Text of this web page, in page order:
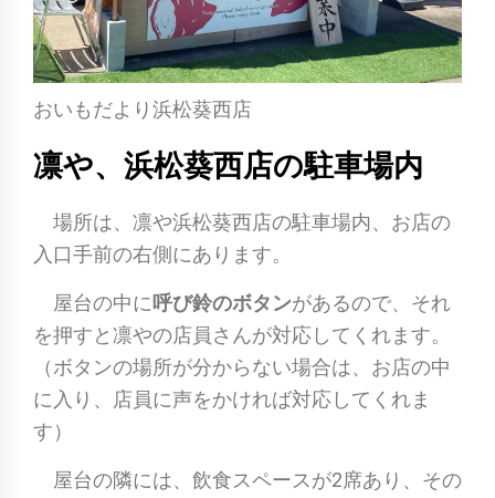
おいもだより浜松葵西店
凛や、浜松葵西店の駐車場内
場所は、凛や浜松葵西店の駐車場内、お店の
入口手前の右側にあります。
屋台の中に呼び鈴のボタンがあるので、それ
を押すと凛やの店員さんが対応してくれます。
（ボタンの場所が分からない場合は、お店の中
に入り、店員に声をかければ対応してくれま
す）
屋台の隣には、飲食スペースが2席あり、その